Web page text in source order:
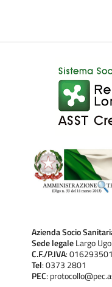
Azienda Socio
Sede legaleLargo
C.F./P.IVA:
Tel: 0373 2801
PEC: